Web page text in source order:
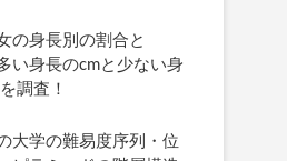
の身長別の割合と
い身長のcmと少ない身
調査！
大学の難易度序列・位